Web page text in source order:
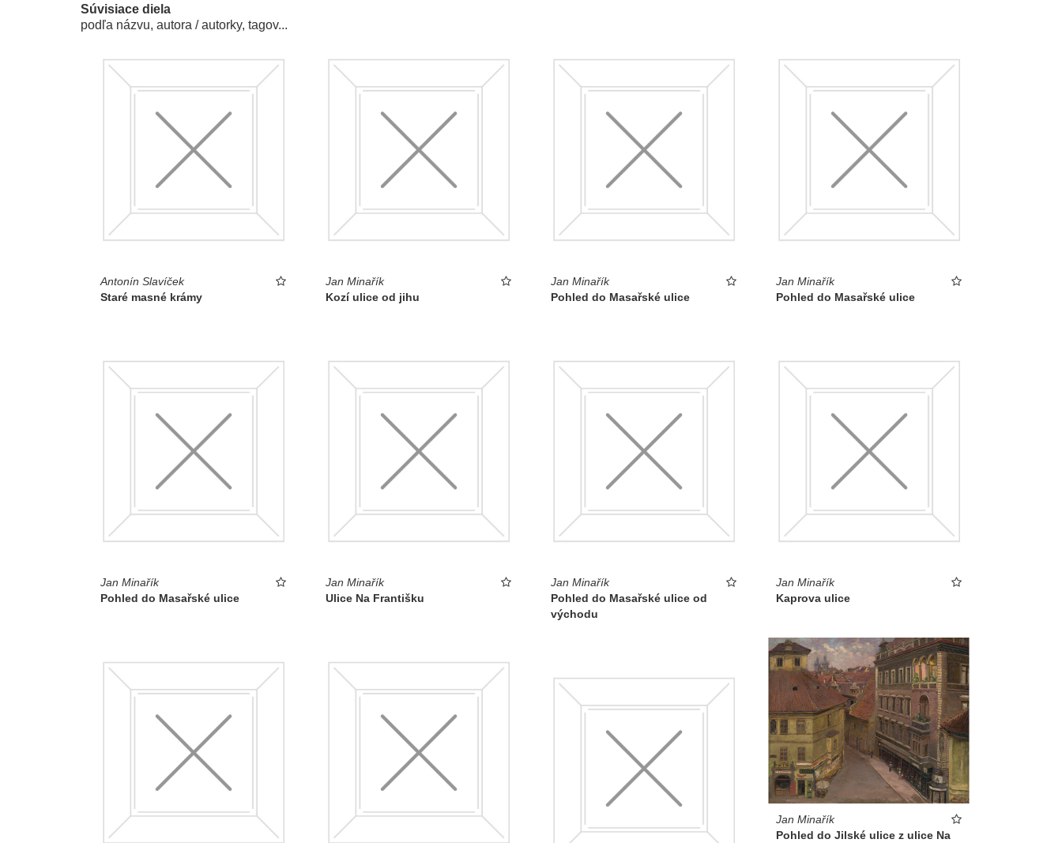
Súvisiace diela
podľa názvu, autora / autorky, tagov...
Antonín Slavíček
Staré masné krámy
Jan Minařík
Kozí ulice od jihu
Jan Minařík
Pohled do Masařské ulice
Jan Minařík
Pohled do Masařské ulice
Jan Minařík
Pohled do Masařské ulice
Jan Minařík
Ulice Na Františku
Jan Minařík
Pohled do Masařské ulice od
východu
Jan Minařík
Kaprova ulice
Jan Minařík
Pohled do Jilské ulice z ulice Na